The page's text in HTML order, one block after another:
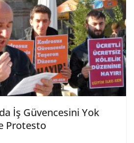
İş Güvencesini Yok
Protesto